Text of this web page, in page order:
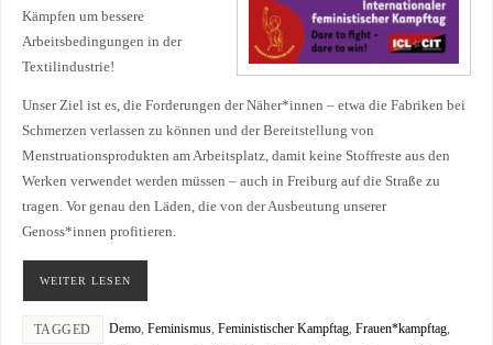
Kämpfen um bessere
Arbeitsbedingungen in der
Textilindustrie!
Unser Ziel ist es, die Forderungen der Näher*innen – etwa die Fabriken bei
Schmerzen verlassen zu können und der Bereitstellung von
Menstruationsprodukten am Arbeitsplatz, damit keine Stoffreste aus den
Werken verwendet werden müssen – auch in Freiburg auf die Straße zu
tragen. Vor genau den Läden, die von der Ausbeutung unserer
Genoss*innen profitieren.
WEITER LESEN
TAGGED Demo, Feminismus, Feministischer Kampftag, Frauen*kampftag,